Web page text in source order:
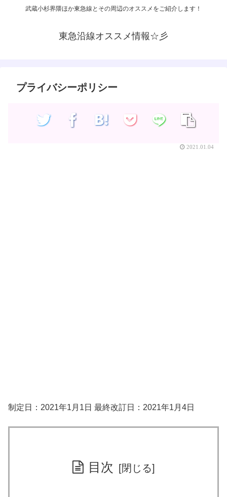
武蔵小杉界隈ほか東急線とその周辺のオススメをご紹介します！
東急沿線オススメ情報☆彡
プライバシーポリシー
2021.01.04
制定日：2021年1月1日 最終改訂日：2021年1月4日
目次